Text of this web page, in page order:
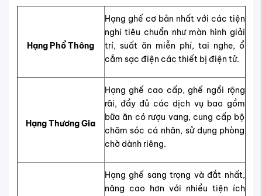
Hạng Phổ Thông
Hạng ghế cơ bản nhất với các tiện
nghi tiêu chuẩn như màn hình giải
trí, suất ăn miễn phí, tai nghe, ổ
cắm sạc điện các thiết bị điện tử.
Hạng Thương Gia
Hạng ghế cao cấp, ghế ngồi rộng
rãi, đầy đủ các dịch vụ bao gồm
bữa ăn có rượu vang, cung cấp bộ
chăm sóc cá nhân, sử dụng phòng
chờ dành riêng.
Hạng ghế sang trọng và đắt nhất,
nâng cao hơn với nhiều tiện ích